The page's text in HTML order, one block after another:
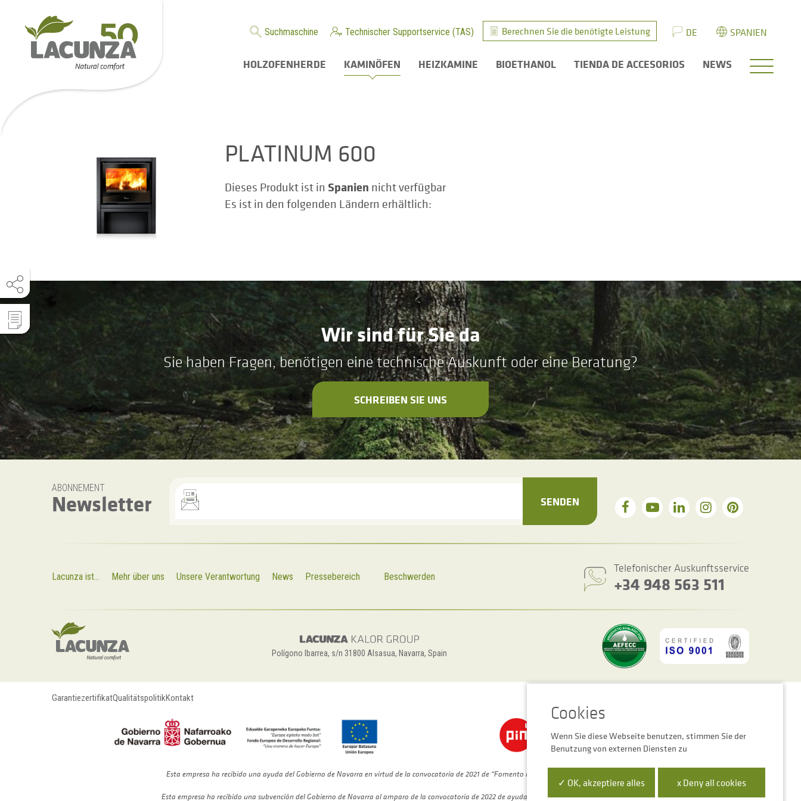
Suchmaschine Technischer Supportservice (TAS) Berechnen Sie die benötigte Leistung DE SPANIEN
HOLZOFENHERDE KAMINÖFEN HEIZKAMINE BIOETHANOL TIENDA DE ACCESORIOS NEWS
PLATINUM 600
Dieses Produkt ist in Spanien nicht verfügbar
Es ist in den folgenden Ländern erhältlich:
Wir sind für Sie da
Sie haben Fragen, benötigen eine technische Auskunft oder eine Beratung?
SCHREIBEN SIE UNS
ABONNEMENT
Newsletter SENDEN
Lacunza ist... Mehr über uns Unsere Verantwortung News Pressebereich Beschwerden
Telefonischer Auskunftsservice
+34 948 563 511
Polígono Ibarrea, s/n 31800 Alsasua, Navarra, Spain
GarantiezertifikatQualitätspolitikKontakt
Esta empresa ha recibido una ayuda del Gobierno de Navarra en virtud de la convocatoria de 2021 de “Fomento de la Empresa Digital de Navarra”
Esta empresa ha recibido una subvención del Gobierno de Navarra al amparo de la convocatoria de 2022 de ayudas para mejora de la competitividad
Wenn Sie diese Webseite benutzen, stimmen Sie der
Benutzung von externen Diensten zu
✓ OK, akzeptiere alles x Deny all cookies